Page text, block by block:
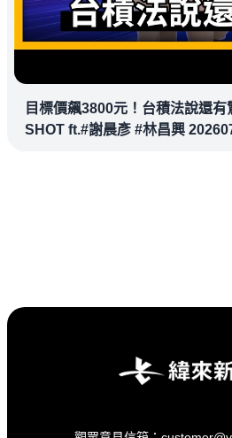
目標價飆3800元！台積法說還
SHOT ft.#謝晨彥 #林昌興